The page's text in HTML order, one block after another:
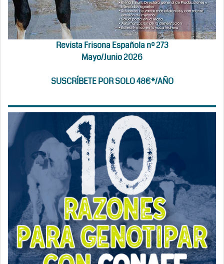
Revista Frisona Española nº 273
Mayo/Junio 2026
SUSCRÍBETE POR SOLO 48€*/AÑO